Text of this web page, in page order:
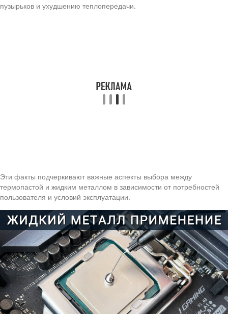
пузырьков и ухудшению теплопередачи.
Эти факты подчеркивают важные аспекты выбора между
термопастой и жидким металлом в зависимости от потребностей
пользователя и условий эксплуатации.